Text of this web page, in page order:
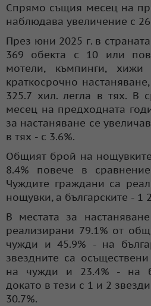
Спрямо същия месец на
наблюдава увеличение с 26
През юни 2025 г. в
369 обекта с 10 или
мотели, къмпинги,
краткосрочно
325.7 хил. легла в тях. В
месец на предходната
за настаняване се
в тях - с 3.6%.
Общият брой на
8.4% повече в
Чуждите граждани са
нощувки, а българските - 1
В местата за
реализирани 79.1% от
чужди и 45.9% - на
звездните са
на чужди и 23.4% - на
докато в тези с 1 и 2
30.7%.